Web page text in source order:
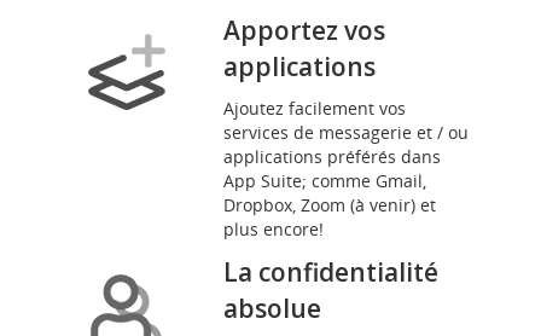
Apportez vos
applications
Ajoutez facilement vos
services de messagerie et / ou
applications préférés dans
App Suite; comme Gmail,
Dropbox, Zoom (à venir) et
plus encore!
La confidentialité
absolue